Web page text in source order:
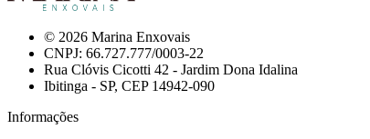
© 2026 Marina Enxovais
CNPJ: 66.727.777/0003-22
Rua Clóvis Cicotti 42 - Jardim Dona Idalina
Ibitinga - SP, CEP 14942-090
Informações